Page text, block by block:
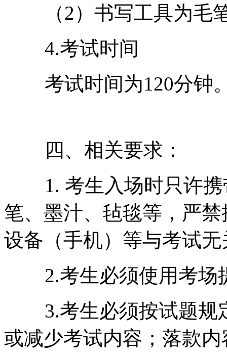
（2）书写工具为毛
4.考试时间
考试时间为120分钟
四、相关要求：
1. 考生入场时只许
笔、墨汁、毡毯等，严
设备（手机）等与考试
2.考生必须使用考场
3.考生必须按试题
或减少考试内容；落款